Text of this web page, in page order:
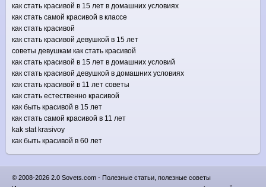
как стать красивой в 15 лет в домашних условиях
как стать самой красивой в классе
как стать красивой
как стать красивой девушкой в 15 лет
советы девушкам как стать красивой
как стать красивой в 15 лет в домашних условий
как стать красивой девушкой в домашних условиях
как стать красивой в 11 лет советы
как стать естественно красивой
как быть красивой в 15 лет
как стать самой красивой в 11 лет
kak stat krasivoy
как быть красивой в 60 лет
© 2008-2026 2.0 Sovets.com - Полезные статьи, полезные советы